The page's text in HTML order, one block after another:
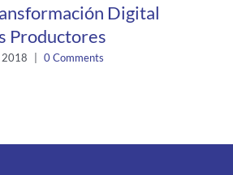
Digital
Productores
2018 | 0 Comments